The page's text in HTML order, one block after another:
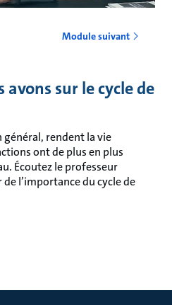
Module suivant
sur le cycle de
général, rendent la vie
ont de plus en plus
Écoutez le professeur
l’importance du cycle de